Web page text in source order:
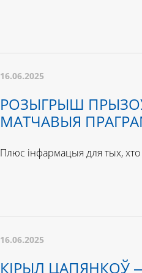
16.06.2025
РОЗЫГРЫШ
МАТЧАВЫЯ
Плюс інфармацыя для тых, хто
16.06.2025
КІРЫЛ ЦАПЯНКОЎ